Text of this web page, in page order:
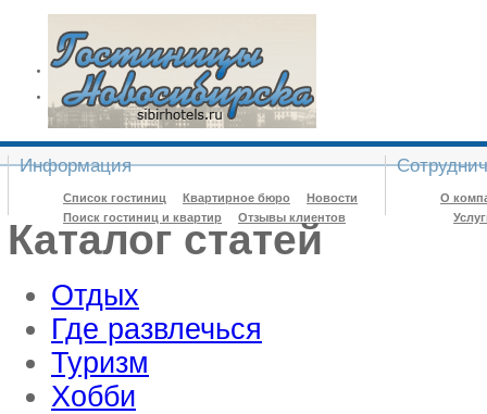
Информация
Список гостиниц Квартирное бюро
Новости
Поиск гостиниц и квартир
Отзывы клиентов
О
Каталог статей
Отдых
Где развлечься
Туризм
Хобби